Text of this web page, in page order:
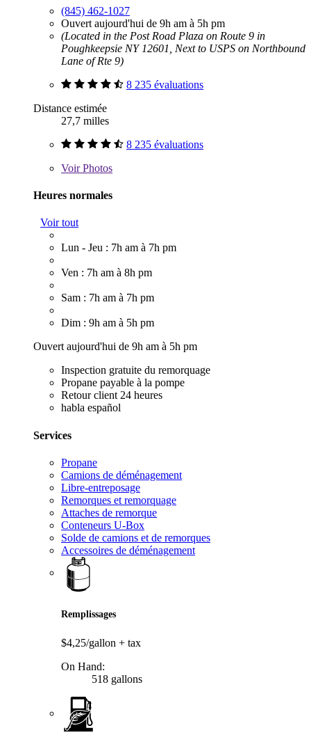
(845) 462-1027
Ouvert aujourd'hui de 9h am à 5h pm
(Located in the Post Road Plaza on Route 9 in
Poughkeepsie NY 12601, Next to USPS on Northbound
Lane of Rte 9)
8 235 évaluations
Distance estimée
27,7 milles
8 235 évaluations
VoirPhotos
Heures normales
Voir tout
Lun - Jeu : 7h am à 7h pm
Ven : 7h am à 8h pm
Sam : 7h am à 7h pm
Dim : 9h am à 5h pm
Ouvert aujourd'hui de 9h am à 5h pm
Inspection gratuite du remorquage
Propane payable à la pompe
Retour client 24 heures
habla español
Services
Propane
Camions de déménagement
Libre-entreposage
Remorques et remorquage
Attaches de remorque
Conteneurs U-Box
Solde de camions et de remorques
Accessoires de déménagement
Remplissages
$4,25/gallon + tax
On Hand:
518 gallons